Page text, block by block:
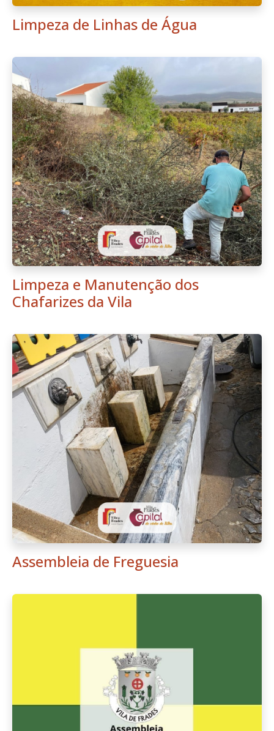
Limpeza de Linhas de Água
Limpeza e Manutenção dos
Chafarizes da Vila
Assembleia de Freguesia